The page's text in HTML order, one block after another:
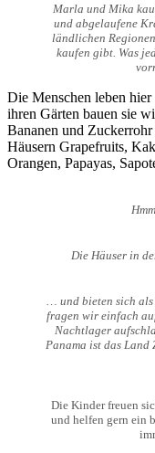
Marla und Mika
und abgelaufene
ländlichen
kaufen gibt. Was
Die Menschen leben
ihren Gärten bauen sie
Bananen und
Häusern Grapefruits,
Orangen, Papayas,
Die Häuser in
… und bieten sich
fragen wir einfach
Nachtlager
Panama ist das
Die Kinder freuen
und helfen gern ein